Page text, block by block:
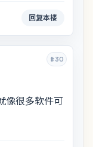
回复本楼
#30
像很多软件可